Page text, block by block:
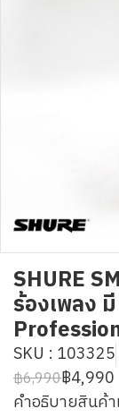
SHURE
ร้องเพลง
SKU : 103325
฿6,990฿4,990
คำอธิบายสินค้